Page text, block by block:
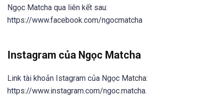
Ngọc Matcha qua liên kết sau:
https://www.facebook.com/ngocmatcha
Instagram của Ngọc Matcha
Link tài khoản Istagram của Ngọc Matcha:
https://www.instagram.com/ngoc.matcha.